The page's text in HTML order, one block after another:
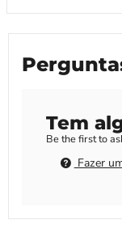
Tem
Be the first to
Fazer